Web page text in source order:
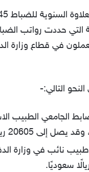
التي حددت رواتب
في قطاع وزارة
التالي:-
الجامعي الطبيب